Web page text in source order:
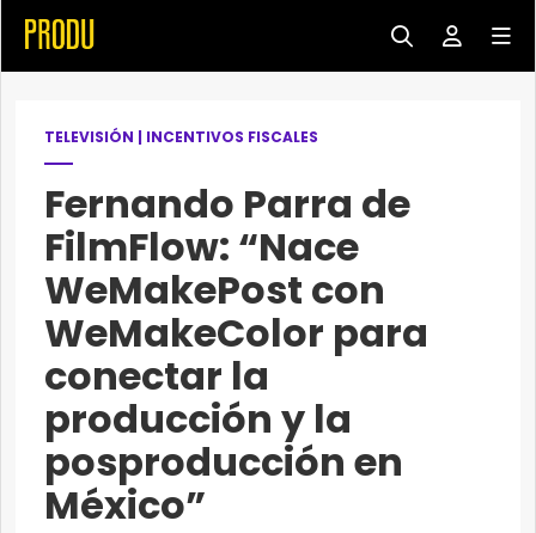
TELEVISIÓN | INCENTIVOS FISCALES
Fernando Parra de
FilmFlow: “Nace
WeMakePost con
WeMakeColor para
conectar la
producción y la
posproducción en
México”